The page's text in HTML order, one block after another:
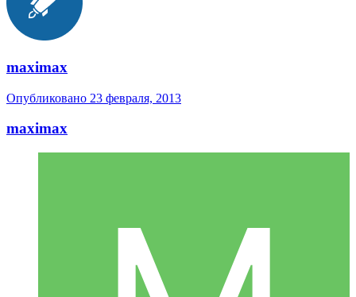
maximax
Опубликовано 23 февраля, 2013
maximax